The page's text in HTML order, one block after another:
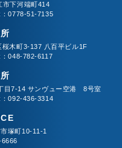
下河端町414
0778-51-7135
木町3-137 八百平ビル1F
048-782-6117
目7-14 サンヴュー空港 8号室
092-436-3314
塚町10-11-1